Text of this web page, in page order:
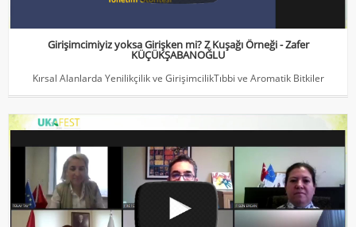
Girişimcimiyiz yoksa Girişken mi? Z Kuşağı Örneği - Zafer
KÜÇÜKŞABANOĞLU
Kırsal Alanlarda Yenilikçilik ve GirişimcilikTıbbi ve Aromatik Bitkiler
LEADER Yaklaşımı Tabandan Tavana Kırsal Kalkınma